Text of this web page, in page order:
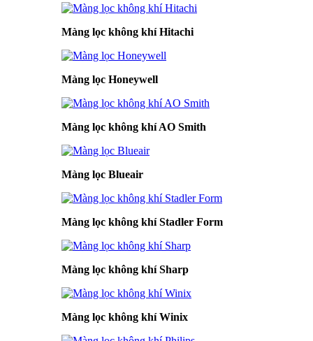
Màng lọc không khí Hitachi
Màng lọc Honeywell
Màng lọc không khí AO Smith
Màng lọc Blueair
Màng lọc không khí Stadler Form
Màng lọc không khí Sharp
Màng lọc không khí Winix